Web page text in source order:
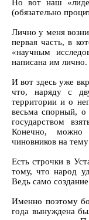
Но вот наш
(обязательно
Лично у меня
первая часть, в
«научным
написана им лично.
И вот здесь уже
что, наряду с
территории и о
весьма спорный,
государством
Конечно, можно
чиновников на
Есть строчки в
тому, что народ
Ведь само
Именно поэтому
года вынуждена